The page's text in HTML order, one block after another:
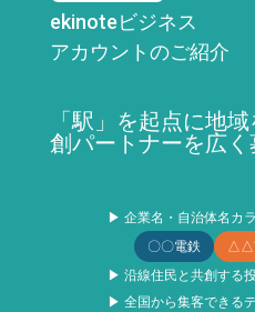
ekinoteビジネス
アカウントのご紹介
「駅」を起点に地
創パートナーを広く
▶ 企業名・自治体名カ
〇〇電鉄
△△
▶ 沿線住民と共創する
▶ 全国から集客できる